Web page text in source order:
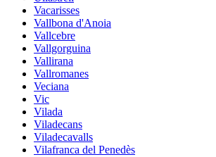
Vacarisses
Vallbona d'Anoia
Vallcebre
Vallgorguina
Vallirana
Vallromanes
Veciana
Vic
Vilada
Viladecans
Viladecavalls
Vilafranca del Penedès